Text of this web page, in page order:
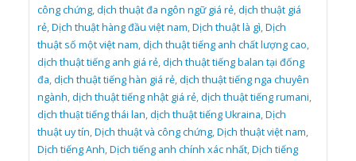
công chứng,dịch thuật đa ngôn ngữ giá rẻ,dịch thuật giá
rẻ,Dịch thuật hàng đầu việt nam,Dịch thuật là gì,Dịch
thuật số một việt nam,dịch thuật tiếng anh chất lượng cao,
dịch thuật tiếng anh giá rẻ,dịch thuật tiếng balan tại đống
đa,dịch thuật tiếng hàn giá rẻ,dịch thuật tiếng nga chuyên
ngành,dịch thuật tiếng nhật giá rẻ,dịch thuật tiếng rumani,
dịch thuật tiếng thái lan,dịch thuật tiếng Ukraina,Dịch
thuật uy tín,Dịch thuật và công chứng,Dịch thuật việt nam,
Dịch tiếng Anh,Dịch tiếng anh chính xác nhất,Dịch tiếng